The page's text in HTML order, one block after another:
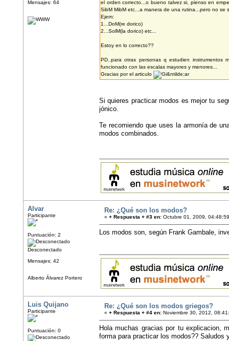
Mensajes: 64
el orden correcto...o bueno talvez si, pienso en
SibM MibM etc...a manera de una rutina...pero no se
Ejem:
1...DoM(re dorico)
2...SolM(la dorico) etc...
Estoy en lo correcto??
PD..para otras personas q estudien
funcionado con las escalas mayores y menores...
Gracias por el articulo
Si quieres practicar modos es mejor tu
jónico.
Te recomiendo que uses la armonía de
modos combinados.
Alvar
Participante
Puntuación: 2
Desconectado
Mensajes: 42
Alberto Álvarez Portero
Re: ¿Qué son los modos?
« + Respuesta + #3 en: Octubre 01, 2009,
Los modos son, según Frank Gambale,
Luis Quijano
Participante
Puntuación: 0
Re: ¿Qué son los modos griegos?
« + Respuesta + #4 en: Noviembre 30, 2012,
Hola muchas gracias por tu explicacion,
forma para practicar los modos?? Saludos